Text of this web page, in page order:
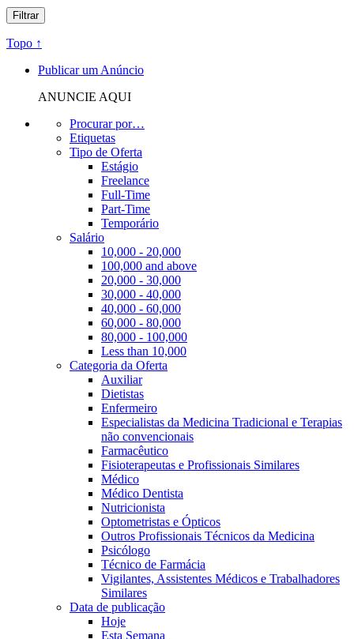
Topo ↑
Publicar um Anúncio
ANUNCIE AQUI
Procurar por…
Etiquetas
Tipo de Oferta
Estágio
Freelance
Full-Time
Part-Time
Temporário
Salário
10,000 - 20,000
100,000 and above
20,000 - 30,000
30,000 - 40,000
40,000 - 60,000
60,000 - 80,000
80,000 - 100,000
Less than 10,000
Categoria da Oferta
Auxiliar
Dietistas
Enfermeiro
Especialistas da Medicina Tradicional e Terapias
não convencionais
Farmacêutico
Fisioterapeutas e Profissionais Similares
Médico
Médico Dentista
Nutricionista
Optometristas e Ópticos
Outros Profissionais Técnicos da Medicina
Psicólogo
Técnico de Farmácia
Vigilantes, Assistentes Médicos e Trabalhadores
Similares
Data de publicação
Hoje
Esta Semana